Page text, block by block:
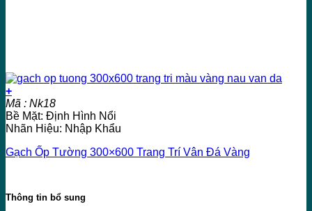
+
Mã : Nk18
Bề Mặt: Định Hình Nổi
Nhãn Hiệu: Nhập Khẩu
Gạch Ốp Tường 300×600 Trang Trí Vân Đá Vàng
Thông tin bổ sung